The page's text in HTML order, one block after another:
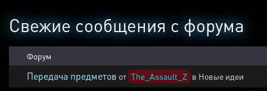
Свежие сообщения с форума
Форум
Передача предметов от The_Assault_Z в Новые идеи